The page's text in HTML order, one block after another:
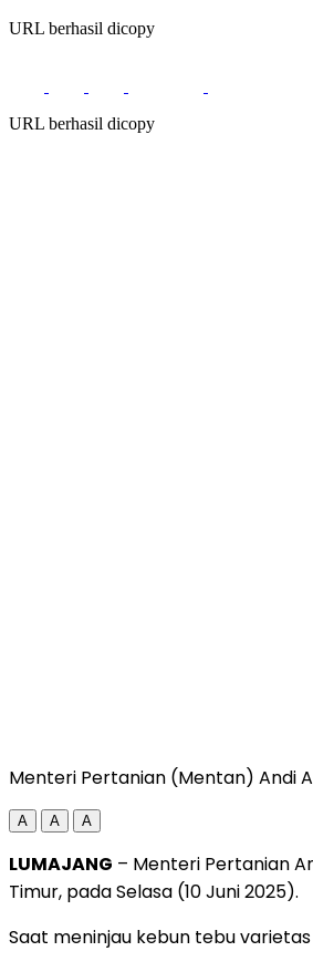
URL berhasil dicopy
URL berhasil dicopy
Menteri Pertanian (Mentan) Andi
A A A
LUMAJANG – Menteri Pertanian
Timur, pada Selasa (10 Juni 2025).
Saat meninjau kebun tebu